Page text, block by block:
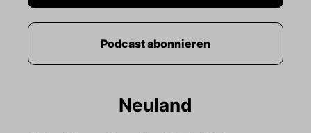
Neuland
Podcast abonnieren